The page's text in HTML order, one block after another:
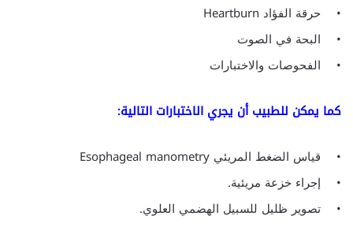
• حرقة الفؤاد Heartburn
• البحة في الصوت
• الفحوصات والاختبارات
كما يمكن للطبيب أن يجري الاختبارات التالية:
• قياس الضغط المريئي Esophageal manometry
• إجراء خزعة مريئية.
• تصوير ظليل للسبيل الهضمي العلوي.